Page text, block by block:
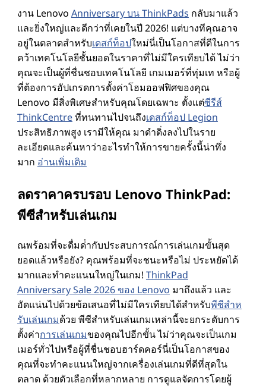
งาน Lenovo Anniversary บน ThinkPads กลับมาแล้ว
และยิ่งใหญ่และดีกว่าที่เคยในปี 2026! แต่บางทีคุณอาจ
อยู่ในตลาดสําหรับเดสก์ท็อปใหม่นี่เป็นโอกาสที่ดีในการ
คว้าเทคโนโลยีชั้นยอดในราคาที่ไม่มีใครเทียบได้ ไม่ว่า
คุณจะเป็นผู้ที่ชื่นชอบเทคโนโลยี เกมเมอร์ที่ทุ่มเท หรือผู้
ที่ต้องการอัปเกรดการตั้งค่าโฮมออฟฟิศของคุณ
Lenovo มีสิ่งพิเศษสําหรับคุณโดยเฉพาะ ตั้งแต่ซีรีส์
ThinkCentreที่ทนทานไปจนถึงเดสก์ท็อป Legion
ประสิทธิภาพสูง เรามีให้คุณ มาดําดิ่งลงไปในราย
ละเอียดและค้นหาว่าอะไรทําให้การขายครั้งนี้น่าทึ่ง
มาก อ่านเพิ่มเติม
ลดราคาครบรอบ Lenovo ThinkPad:
พีซีสําหรับเล่นเกม
ณพร้อมที่จะดื่มด่ํากับประสบการณ์การเล่นเกมขั้นสุด
ยอดแล้วหรือยัง? คุณพร้อมที่จะชนะหรือไม่ ประหยัดได้
มากและทําคะแนนใหญ่ในเกม! ThinkPad
Anniversary Sale 2026 ของ Lenovo มาถึงแล้ว และ
อัดแน่นไปด้วยข้อเสนอที่ไม่มีใครเทียบได้สําหรับพีซีสําห
รับเล่นเกมด้วย พีซีสําหรับเล่นเกมเหล่านี้จะยกระดับการ
ตั้งค่าการเล่นเกมของคุณไปอีกขั้น ไม่ว่าคุณจะเป็นเกม
เมอร์ทั่วไปหรือผู้ที่ชื่นชอบฮาร์ดคอร์นี่เป็นโอกาสของ
คุณที่จะทําคะแนนใหญ่จากเครื่องเล่นเกมที่ดีที่สุดใน
ตลาด ด้วยตัวเลือกที่หลากหลาย การดูแลจัดการโดยผู้